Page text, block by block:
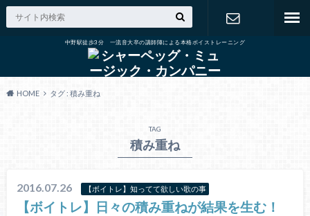
中野駅徒歩3分 一流音大卒の講師陣による本格ボイストレーニング
出張演奏の
HOME タグ : 積み重ね
TAG
積み重ね
2016.07.26 【ボイトレ】知ってて欲しい歌の事
【ボイトレ】日々の積み重ねが結果を生む！